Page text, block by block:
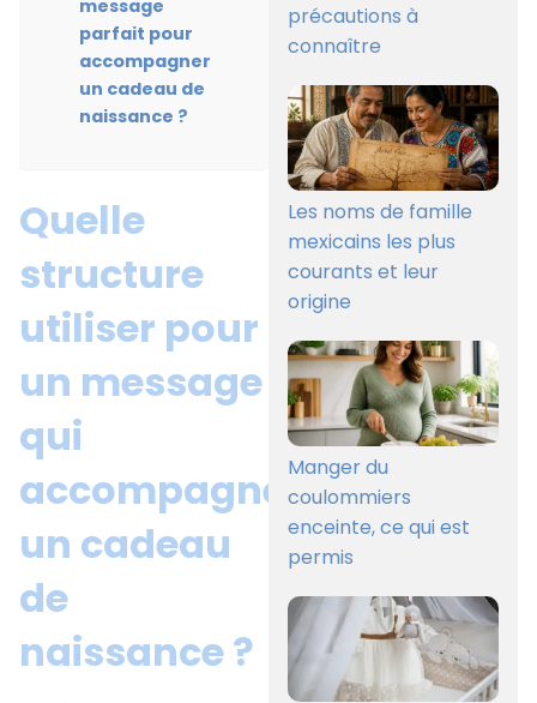
message
parfait pour
accompagner
un cadeau de
naissance ?
Quelle
structure
utiliser pour
un message
qui
accompagne
un cadeau
de
naissance ?
précautions à
connaître
Les noms de famille
mexicains les plus
courants et leur
origine
Manger du
coulommiers
enceinte, ce qui est
permis